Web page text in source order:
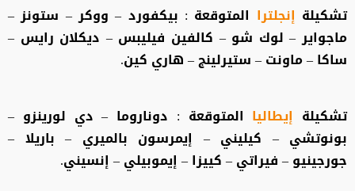
تشكيلة إنجلترا المتوقعة : بيكفورد – ووكر – ستونز –
ماجواير – لوك شو – كالفين فيليبس – ديكلان رايس –
ساكا – ماونت – ستيرلينج – هاري كين.
تشكيلة إيطاليا المتوقعة : دوناروما – دي لورينزو –
بونوتشي – كيليني – إيمرسون بالميري – باريلا –
جورجينيو – فيراتي – كييزا – إيموبيلي – إنسيني.